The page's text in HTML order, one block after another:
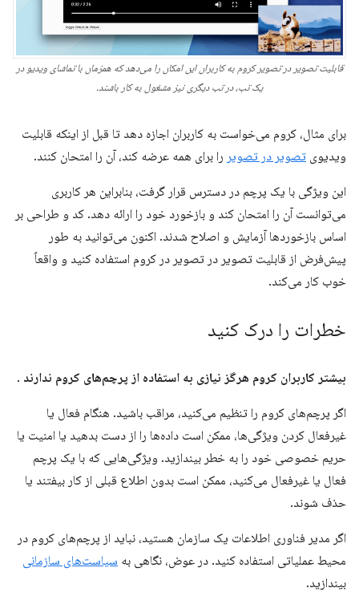
قابلیت تصویر در تصویر کروم به کاربران این امکان را می‌دهد که همزمان با تماشای ویدیو در
یک تب، در تب دیگری نیز مشغول به کار باشند.
برای مثال، کروم می‌خواست به کاربران اجازه دهد تا قبل از اینکه قابلیت
ویدیوی تصویر در تصویر را برای همه عرضه کند، آن را امتحان کنند.
این ویژگی با یک پرچم در دسترس قرار گرفت، بنابراین هر کاربری
می‌توانست آن را امتحان کند و بازخورد خود را ارائه دهد. کد و طراحی بر
اساس بازخوردها آزمایش و اصلاح شدند. اکنون می‌توانید به طور
پیش‌فرض از قابلیت تصویر در تصویر در کروم استفاده کنید و واقعاً
خوب کار می‌کند.
خطرات را درک کنید
بیشتر کاربران کروم هرگز نیازی به استفاده از پرچم‌های کروم ندارند .
اگر پرچم‌های کروم را تنظیم می‌کنید، مراقب باشید. هنگام فعال یا
غیرفعال کردن ویژگی‌ها، ممکن است داده‌ها را از دست بدهید یا امنیت یا
حریم خصوصی خود را به خطر بیندازید. ویژگی‌هایی که با یک پرچم
فعال یا غیرفعال می‌کنید، ممکن است بدون اطلاع قبلی از کار بیفتند یا
حذف شوند.
اگر مدیر فناوری اطلاعات یک سازمان هستید، نباید از پرچم‌های کروم در
محیط عملیاتی استفاده کنید. در عوض، نگاهی به سیاست‌های سازمانی
بیندازید.